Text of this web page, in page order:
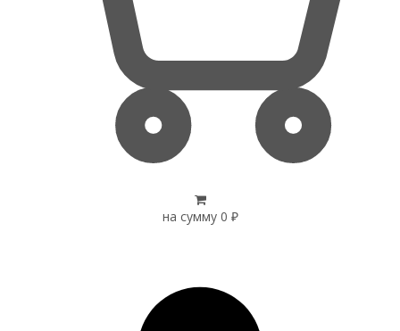
на сумму 0 ₽